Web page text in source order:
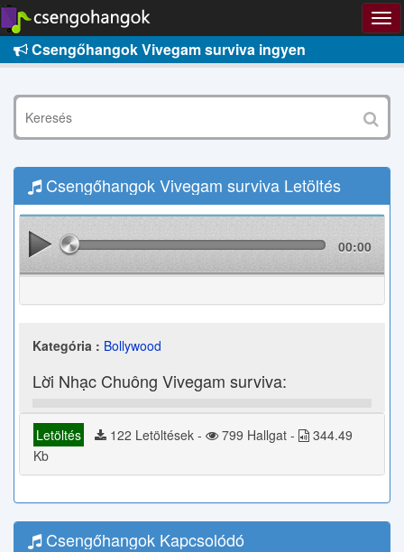
Csengőhangok Vivegam surviva ingyen
Csengőhangok Vivegam surviva Letöltés
00:00
Kategória : Bollywood
Lời Nhạc Chuông Vivegam surviva:
Letöltés 122 Letöltések - 799 Hallgat -
344.49
Kb
Csengőhangok Kapcsolódó